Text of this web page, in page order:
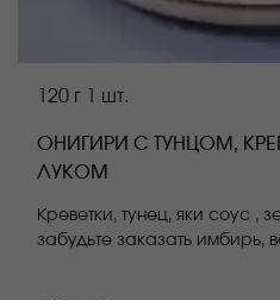
120 г 1 шт.
ОНИГИРИ С ТУНЦОМ,
ЛУКОМ
Креветки, тунец, яки соус ,
забудьте заказать имбирь,
блюда может отличаться от